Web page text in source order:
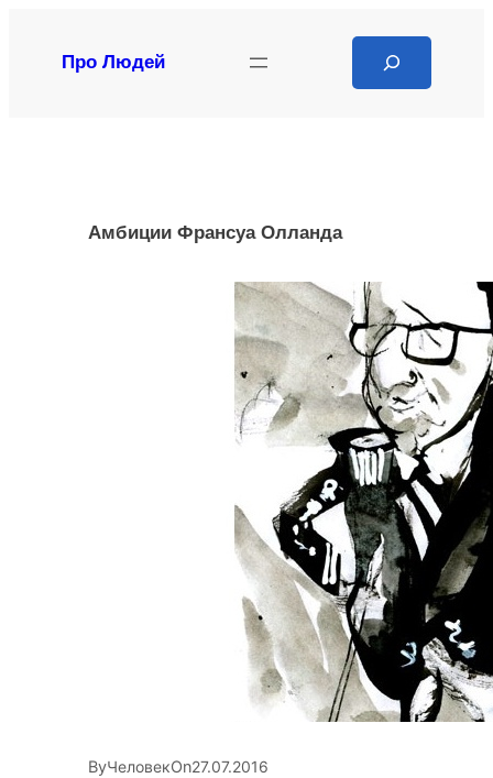
содержимому
Про Людей
Амбиции Франсуа Олланда
ByЧеловекOn27.07.2016